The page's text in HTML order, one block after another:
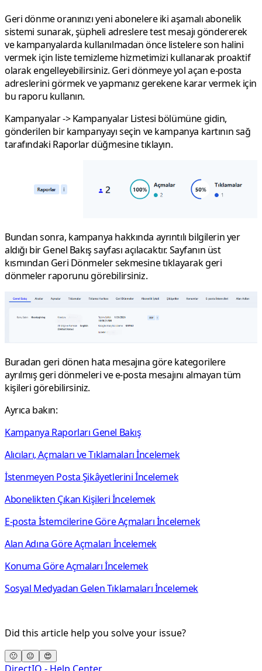
Geri dönme oranınızı yeni abonelere iki aşamalı abonelik
sistemi sunarak, şüpheli adreslere test mesajı göndererek
ve kampanyalarda kullanılmadan önce listelere son halini
vermek için liste temizleme hizmetimizi kullanarak proaktif
olarak engelleyebilirsiniz. Geri dönmeye yol açan e-posta
adreslerini görmek ve yapmanız gerekene karar vermek için
bu raporu kullanın.
Kampanyalar->Kampanyalar Listesi bölümüne gidin,
gönderilen bir kampanyayı seçin ve kampanya kartının sağ
tarafındaki Raporlardüğmesine tıklayın.
Bundan sonra, kampanya hakkında ayrıntılı bilgilerin yer
aldığı birGenel Bakışsayfası açılacaktır. Sayfanın üst
kısmından Geri Dönmelersekmesine tıklayarak geri
dönmeler raporunu görebilirsiniz.
Buradan geri dönen hata mesajına göre kategorilere
ayrılmış geri dönmeleri ve e-posta mesajını almayan tüm
kişileri görebilirsiniz.
Ayrıca bakın:
Kampanya Raporları Genel Bakış
Alıcıları, Açmaları ve Tıklamaları İncelemek
İstenmeyen Posta Şikâyetlerini İncelemek
Abonelikten Çıkan Kişileri İncelemek
E-posta İstemcilerine Göre Açmaları İncelemek
Alan Adına Göre Açmaları İncelemek
Konuma Göre Açmaları İncelemek
Sosyal Medyadan Gelen Tıklamaları İncelemek
Did this article help you solve your issue?
🙁 😐 😍